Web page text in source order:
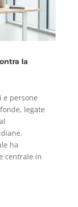
la
e persone
legate
ha
centrale in